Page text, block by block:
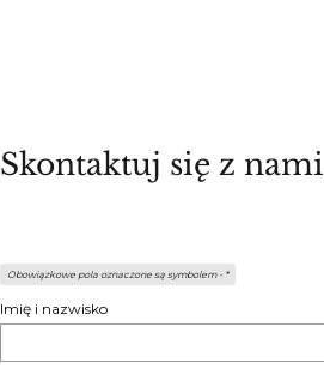
Skontaktuj się z nami
Obowiązkowe pola oznaczone są symbolem - *
Imię i nazwisko